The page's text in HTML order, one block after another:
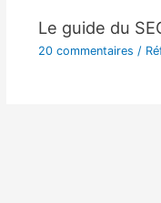
Le guide du
20 commentaires /